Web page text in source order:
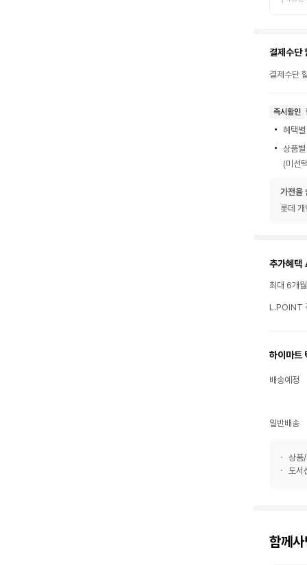
결제수단
결제수단
즉시할인
혜택
상품
(미선
가전을
롯데
추가혜택
최대 6개
L.POINT
하이마트
배송예정
일반배송
상품
도서
함께